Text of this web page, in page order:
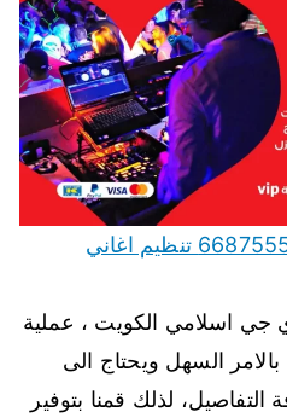
دي جي اسلامي الكويت 66875552 تنظيم اغاني
اسلامي الكويت ، عملية
السهل ويحتاج الى
التفاصيل، لذلك قمنا بتوفير